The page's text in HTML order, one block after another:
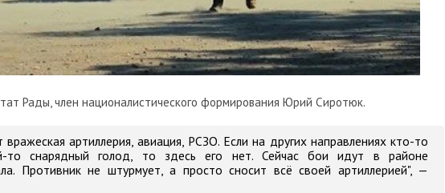
Рады, член националистического формирования Юрий Сиротюк.
артиллерия, авиация, РСЗО. Если на других направлениях кто-то
то снарядный голод, то здесь его нет. Сейчас бои идут в районе
Противник не штурмует, а просто сносит всё своей артиллерией", —